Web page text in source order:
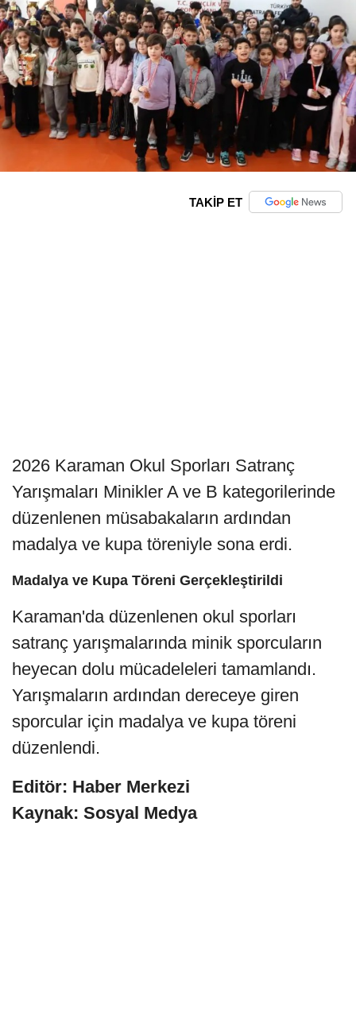
TAKİP ET
2026 Karaman Okul Sporları Satranç
Yarışmaları Minikler A ve B kategorilerinde
düzenlenen müsabakaların ardından
madalya ve kupa töreniyle sona erdi.
Madalya ve Kupa Töreni Gerçekleştirildi
Karaman'da düzenlenen okul sporları
satranç yarışmalarında minik sporcuların
heyecan dolu mücadeleleri tamamlandı.
Yarışmaların ardından dereceye giren
sporcular için madalya ve kupa töreni
düzenlendi.
Editör: Haber Merkezi
Kaynak: Sosyal Medya